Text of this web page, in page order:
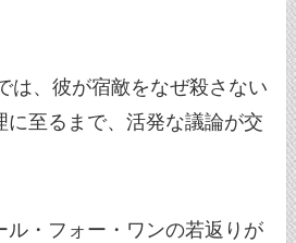
は、彼が宿敵をなぜ殺さない
に至るまで、活発な議論が交
ル・フォー・ワンの若返りが